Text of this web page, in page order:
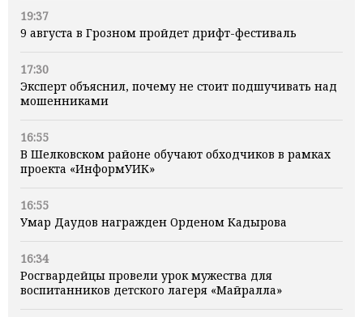
19:37
9 августа в Грозном пройдет дрифт-фестиваль
17:30
Эксперт объяснил, почему не стоит подшучивать над
мошенниками
16:55
В Шелковском районе обучают обходчиков в рамках
проекта «ИнформУИК»
16:55
Умар Даудов награжден Орденом Кадырова
16:34
Росгвардейцы провели урок мужества для
воспитанников детского лагеря «Майралла»